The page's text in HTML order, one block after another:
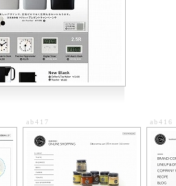
ab417 ab416